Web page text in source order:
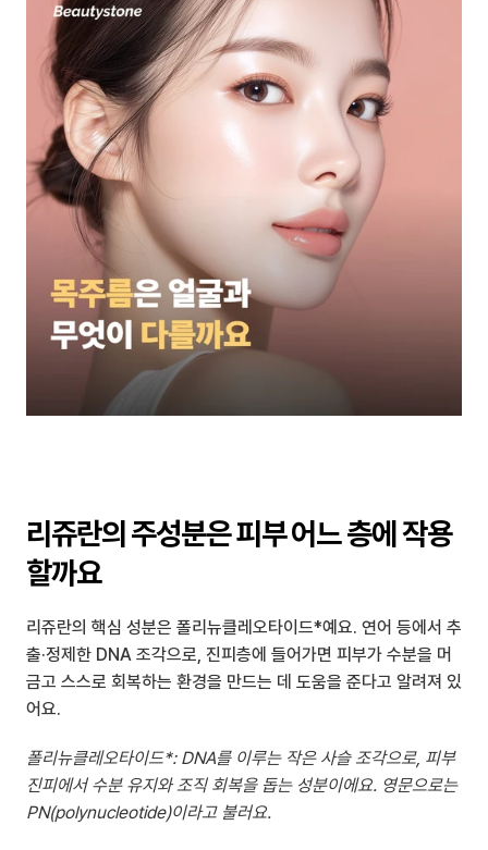
리쥬란의 주성분은 피부 어느 층에 작용
할까요
리쥬란의 핵심 성분은 폴리뉴클레오타이드*예요. 연어 등에서 추
출·정제한 DNA 조각으로, 진피층에 들어가면 피부가 수분을 머
금고 스스로 회복하는 환경을 만드는 데 도움을 준다고 알려져 있
어요.
폴리뉴클레오타이드*: DNA를 이루는 작은 사슬 조각으로, 피부
진피에서 수분 유지와 조직 회복을 돕는 성분이에요. 영문으로는
PN(polynucleotide)이라고 불러요.